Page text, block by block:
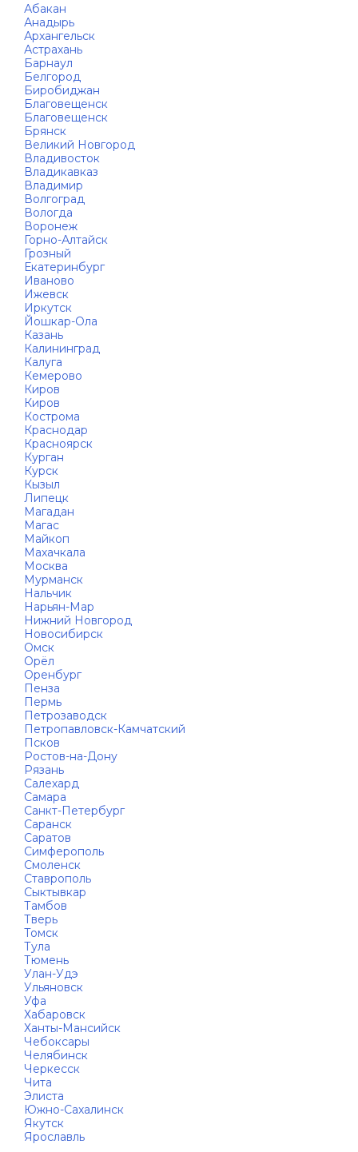
Абакан
Анадырь
Архангельск
Астрахань
Барнаул
Белгород
Биробиджан
Благовещенск
Благовещенск
Брянск
Великий Новгород
Владивосток
Владикавказ
Владимир
Волгоград
Вологда
Воронеж
Горно-Алтайск
Грозный
Екатеринбург
Иваново
Ижевск
Иркутск
Йошкар-Ола
Казань
Калининград
Калуга
Кемерово
Киров
Киров
Кострома
Краснодар
Красноярск
Курган
Курск
Кызыл
Липецк
Магадан
Магас
Майкоп
Махачкала
Москва
Мурманск
Нальчик
Нарьян-Мар
Нижний Новгород
Новосибирск
Омск
Орёл
Оренбург
Пенза
Пермь
Петрозаводск
Петропавловск-Камчатский
Псков
Ростов-на-Дону
Рязань
Салехард
Самара
Санкт-Петербург
Саранск
Саратов
Симферополь
Смоленск
Ставрополь
Сыктывкар
Тамбов
Тверь
Томск
Тула
Тюмень
Улан-Удэ
Ульяновск
Уфа
Хабаровск
Ханты-Мансийск
Чебоксары
Челябинск
Черкесск
Чита
Элиста
Южно-Сахалинск
Якутск
Ярославль